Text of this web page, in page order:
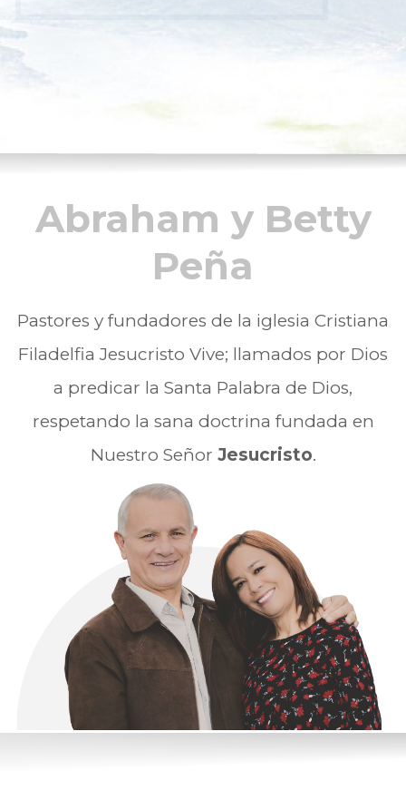
Abraham y Betty
Peña
Pastores y fundadores de la iglesia Cristiana
Filadelfia Jesucristo Vive; llamados por Dios
a predicar la Santa Palabra de Dios,
respetando la sana doctrina fundada en
Nuestro Señor Jesucristo.